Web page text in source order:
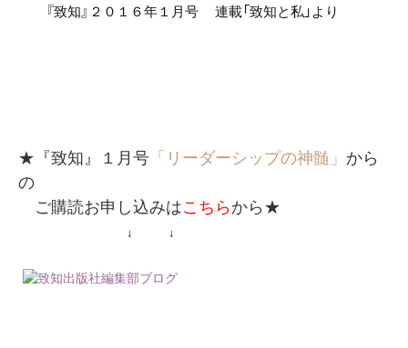
『致知』２０１６年１月号 連載「致知と私」より
★『致知』１月号 「リーダーシップの神髄」 から
の
ご購読お申し込みはこちらから★
↓ ↓